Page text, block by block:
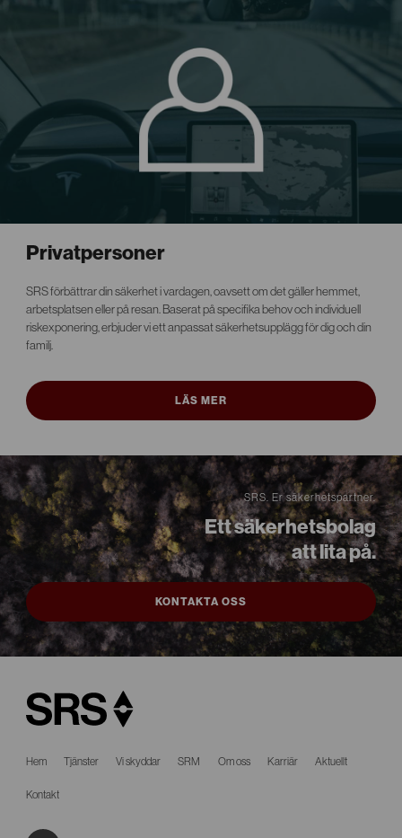
Privatpersoner
SRS förbättrar din säkerhet i vardagen, oavsett om det gäller hemmet,
arbetsplatsen eller på resan. Baserat på specifika behov och individuell
riskexponering, erbjuder vi ett anpassat säkerhetsupplägg för dig och din
familj.
LÄS MER
SRS. Er säkerhetspartner.
Ett säkerhetsbolag
att lita på.
KONTAKTA OSS
Hem Tjänster Vi skyddar SRM Om oss Karriär Aktuellt
Kontakt